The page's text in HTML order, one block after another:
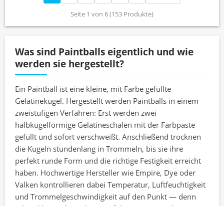
Seite 1 von 6 (153 Produkte)
Was sind Paintballs eigentlich und wie
werden sie hergestellt?
Ein Paintball ist eine kleine, mit Farbe gefüllte
Gelatinekugel. Hergestellt werden Paintballs in einem
zweistufigen Verfahren: Erst werden zwei
halbkugelförmige Gelatineschalen mit der Farbpaste
gefüllt und sofort verschweißt. Anschließend trocknen
die Kugeln stundenlang in Trommeln, bis sie ihre
perfekt runde Form und die richtige Festigkeit erreicht
haben. Hochwertige Hersteller wie Empire, Dye oder
Valken kontrollieren dabei Temperatur, Luftfeuchtigkeit
und Trommelgeschwindigkeit auf den Punkt — denn